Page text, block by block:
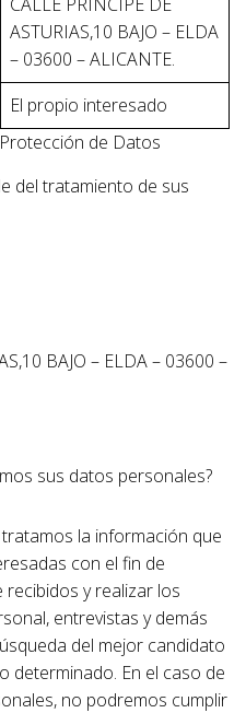
ASTURIAS,10 BAJO – ELDA
– 03600 – ALICANTE.
El propio interesado
de Datos
del tratamiento de sus
BAJO – ELDA – 03600 –
sus datos personales?
tratamos la información que
con el fin de
recibidos y realizar los
entrevistas y demás
del mejor candidato
determinado. En el caso de
no podremos cumplir